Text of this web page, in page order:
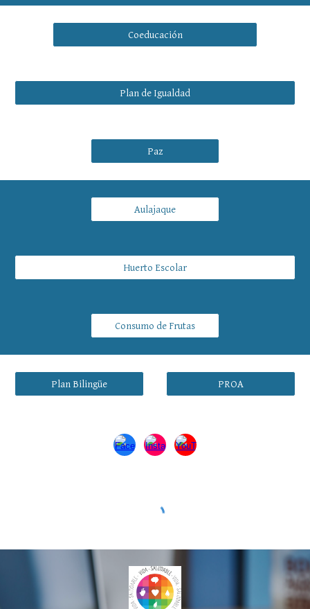
Coeducación
Plan de Igualdad
Paz
Aulajaque
Huerto Escolar
Consumo de Frutas
Plan Bilingüe PROA